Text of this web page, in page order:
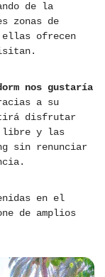
de la
zonas de
ellas ofrecen
nos gustaría
a su
disfrutar
libre y las
sin renunciar
en el
de amplios